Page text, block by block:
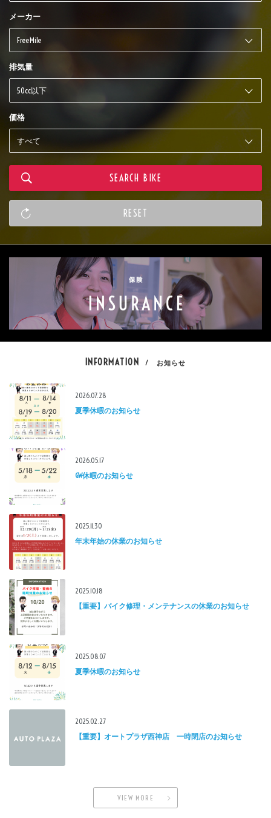
メーカー
排気量
価格
INFORMATION / お知らせ
2026.07.28
夏季休暇のお知らせ
2026.05.17
GW休暇のお知らせ
2025.11.30
年末年始の休業のお知らせ
2025.10.18
【重要】バイク修理・メンテナンスの休業のお知らせ
2025.08.07
夏季休暇のお知らせ
2025.02.27
【重要】オートプラザ西神店 一時閉店のお知らせ
VIEW MORE